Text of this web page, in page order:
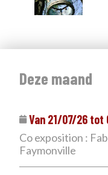
Deze maand
Van 21/07/26
Co exposition :
Faymonville